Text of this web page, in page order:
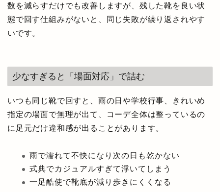
数を減らすだけでも改善しますが、残した靴を良い状
態で回す仕組みがないと、同じ失敗が繰り返されやす
いです。
少なすぎると「場面対応」で詰む
いつも同じ靴で回すと、雨の日や学校行事、きれいめ
指定の場面で無理が出て、コーデ全体は整っているの
に足元だけ違和感が出ることがあります。
雨で濡れて不快になり次の日も乾かない
式典でカジュアルすぎて浮いてしまう
一足酷使で靴底が減り歩きにくくなる